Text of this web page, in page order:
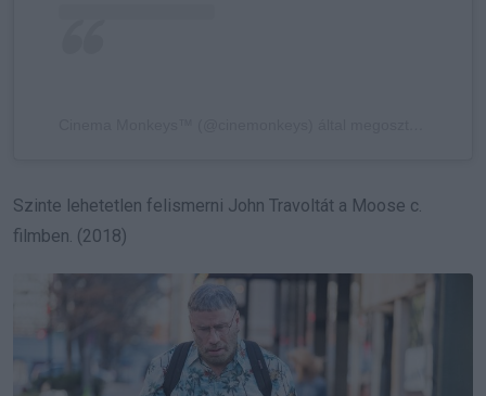
Szinte lehetetlen felismerni John Travoltát a Moose c.
filmben. (2018)